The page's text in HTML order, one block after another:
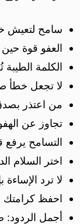
سامح لتعيش
العفو قوة
الكلمة
لا تجعل خطأ
من اعتذر
تجاوز عن
التسامح
اختر السلام
لا ترد
احفظ كرامتك
أجمل